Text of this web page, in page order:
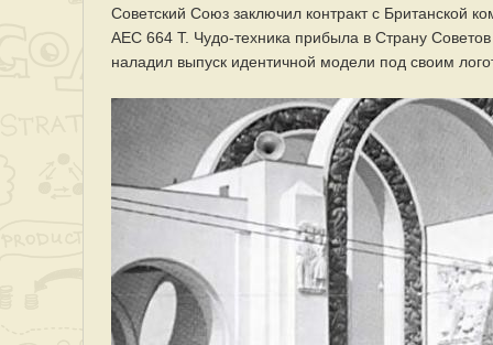
Советский Союз заключил контракт с Британской
АЕС 664 Т. Чудо-техника прибыла в Страну
наладил выпуск идентичной модели под своим